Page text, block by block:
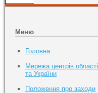
Меню
Головна
Мережа центрів області
та України
Положення про заходи